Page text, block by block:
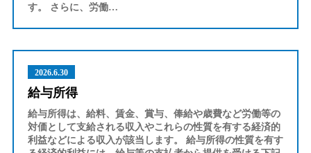
す。 さらに、労働…
2026.6.30
給与所得
給与所得は、給料、賃金、賞与、俸給や歳費など労働等の
対価として支給される収入やこれらの性質を有する経済的
利益などによる収入が該当します。 給与所得の性質を有す